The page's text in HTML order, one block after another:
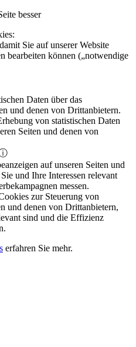
besser
Sie auf unserer Website
bearbeiten können („notwendige
Daten über das
und denen von Drittanbietern.
von statistischen Daten
Seiten und denen von
auf unseren Seiten und
und Ihre Interessen relevant
messen.
zur Steuerung von
und denen von Drittanbietern,
sind und die Effizienz
erfahren Sie mehr.